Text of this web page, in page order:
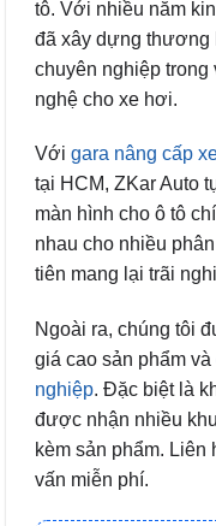
tô. Với nhiều năm
đã xây dựng thương
chuyên nghiệp trong
nghệ cho xe hơi.
Với gara nâng cấp
tại HCM, ZKar Auto
màn hình cho ô tô
nhau cho nhiều
tiên mang lại trãi
Ngoài ra, chúng tôi
giá cao sản phẩm và
nghiệp. Đặc biệt là
được nhận nhiều
kèm sản phẩm.
vấn miễn phí.